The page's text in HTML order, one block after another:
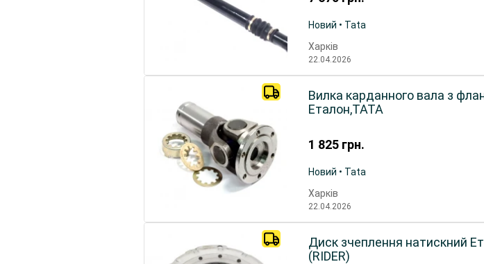
Новий • Tata
Харків
22.04.2026
1 825 грн.
Вилка карданного вала з
Еталон,ТАТА
Новий • Tata
Харків
22.04.2026
Диск зчеплення натискний
(RIDER)